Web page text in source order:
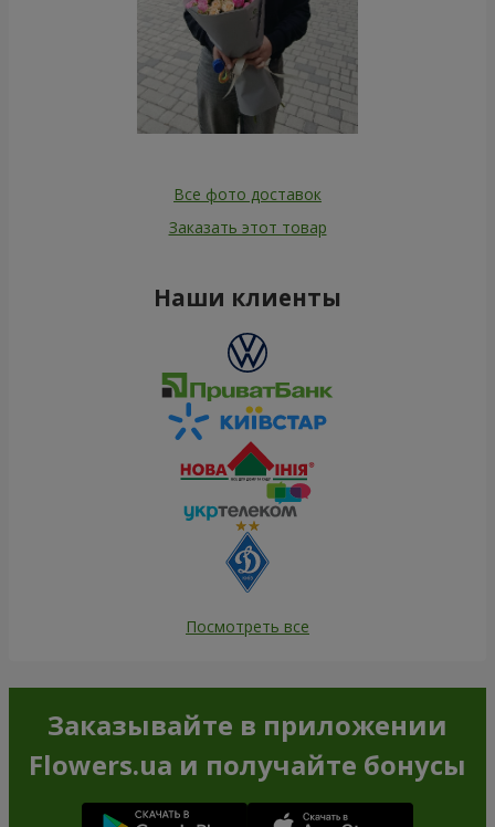
Все фото доставок
Заказать этот товар
Наши клиенты
Посмотреть все
Заказывайте в приложении
Flowers.ua и получайте бонусы